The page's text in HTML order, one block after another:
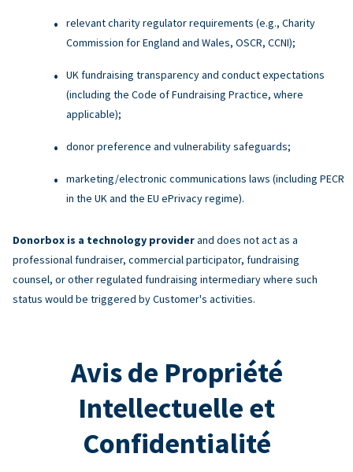
relevant charity regulator requirements (e.g., Charity
Commission for England and Wales, OSCR, CCNI);
UK fundraising transparency and conduct expectations
(including the Code of Fundraising Practice, where
applicable);
donor preference and vulnerability safeguards;
marketing/electronic communications laws (including PECR
in the UK and the EU ePrivacy regime).
Donorbox is a technology providerand does not act as a
professional fundraiser, commercial participator, fundraising
counsel, or other regulated fundraising intermediary where such
status would be triggered by Customer's activities.
Avis de Propriété
Intellectuelle et
Confidentialité